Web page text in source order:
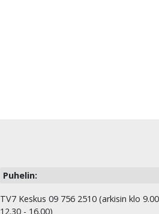
Puhelin:
TV7 Keskus 09 756 2510 (arkisin klo
12.30 - 16.00)